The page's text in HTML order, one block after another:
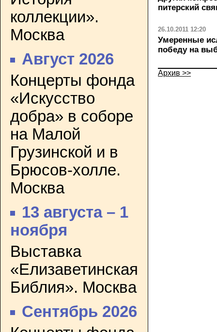
коллекции».
Москва
Август 2026
Концерты фонда
«Искусство
добра» в соборе
на Малой
Грузинской и в
Брюсов-холле.
Москва
13 августа – 1
ноября
Выставка
«Елизаветинская
Библия». Москва
Сентябрь 2026
питерский
26.10.2011 12:20
Умеренные
победу на
Архив >>